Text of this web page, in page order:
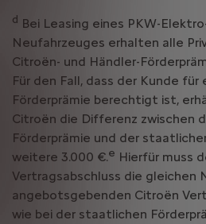
d Bei Leasing eines PKW-
Neufahrzeuges erhalten alle
Citroën- und Händler-
Für den Fall, dass der Kunde
Förderprämie berechtigt ist,
Citroën die Differenz zwischen
Förderprämie und der
weitere 3.000 €.e Hierfür muss
Vertragsabschluss die gleichen
angebotsgebenden Citroën
wie bei der staatlichen